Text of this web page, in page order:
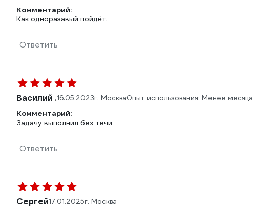
Комментарий:
Как одноразавый пойдëт.
Ответить
Василий .16.05.2023г. МоскваОпыт использования: Менее месяца
Комментарий:
Задачу выполнил без течи
Ответить
Сергей17.01.2025г. Москва